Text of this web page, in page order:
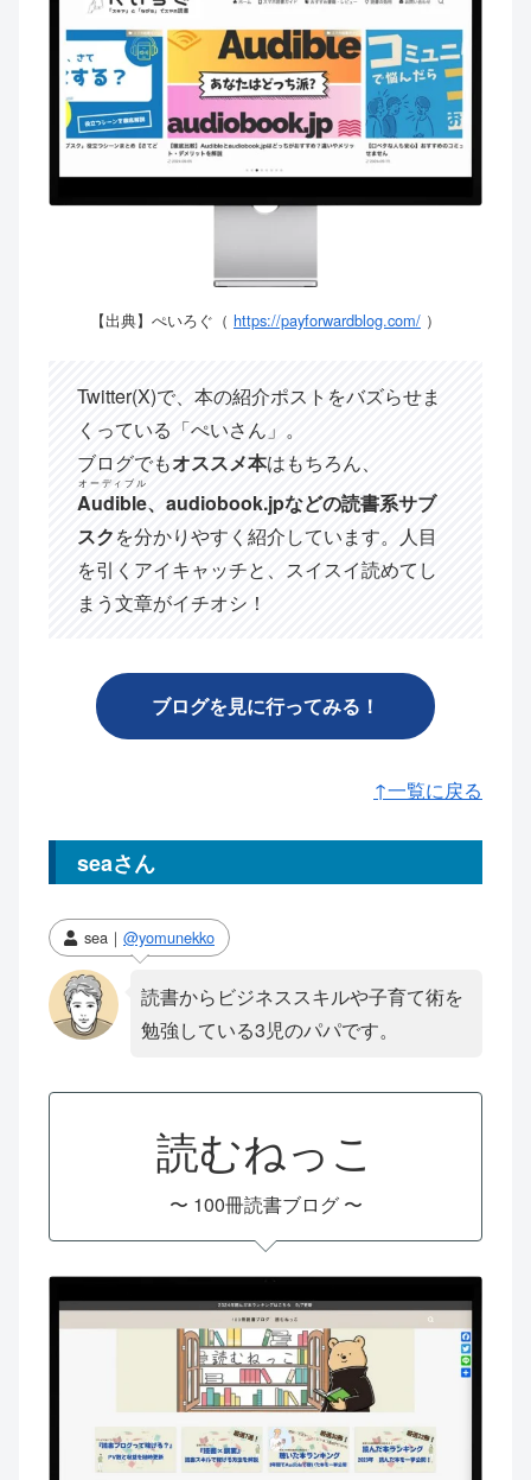
【出典】ぺいろぐ（ https://payforwardblog.com/ ）
Twitter(X)で、本の紹介ポストをバズらせま
くっている「ぺいさん」。
ブログでもオススメ本はもちろん、
Audible
オーディブル
、audiobook.jpなどの読書系サブ
スクを分かりやすく紹介しています。人目
を引くアイキャッチと、スイスイ読めてし
まう文章がイチオシ！
ブログを見に行ってみる！
↑一覧に戻る
seaさん
sea｜ @yomunekko
読書からビジネススキルや子育て術を
勉強している3児のパパです。
読むねっこ
〜 100冊読書ブログ 〜